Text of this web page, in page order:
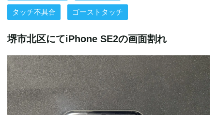
タッチ不具合 ゴーストタッチ
堺市北区にてiPhone SE2の画面割れ